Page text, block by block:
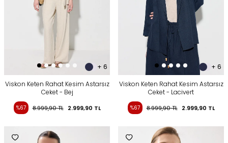
+ 6
Viskon Keten Rahat Kesim Astarsız
Ceket - Bej
%67 8.999,90TL 2.999,90 TL
+ 6
Viskon Keten Rahat Kesim Astarsız
Ceket - Lacivert
%67 8.999,90TL 2.999,90 TL